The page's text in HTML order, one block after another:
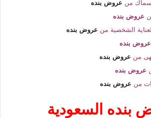
من عروض بنده
عروض بنده
الشخصية من عروض بنده
عروض بنده
من عروض بنده
عروض بنده
من عروض بنده
بنده السعودية